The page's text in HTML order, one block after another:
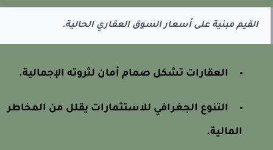
القيم مبنية على أسعار السوق العقاري الحالية.
العقارات تشكل صمام أمان لثروته الإجمالية.
التنوع الجغرافي للاستثمارات يقلل من المخاطر
المالية.